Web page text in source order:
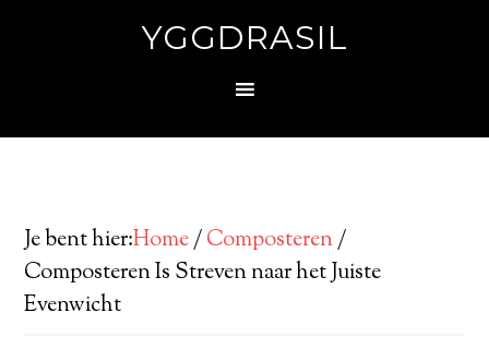
YGGDRASIL
Je bent hier:Home/Composteren/
Composteren Is Streven naar het Juiste
Evenwicht